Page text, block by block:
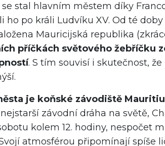
se stal hlavním městem díky
ho po králi Ludvíku XV. Od té
Mauricijská republika
příčkách světového žebříčku
. S tím souvisí i skutečnost,
je koňské závodiště
závodní dráha na světě,
kolem 12. hodiny, nespočet
atmosférou připomínají spíše